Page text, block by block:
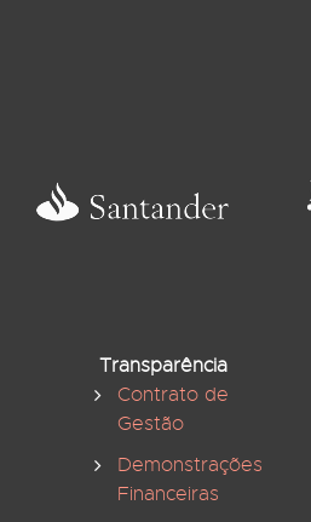
Transparência
Contrato de
Gestão
Demonstrações
Financeiras